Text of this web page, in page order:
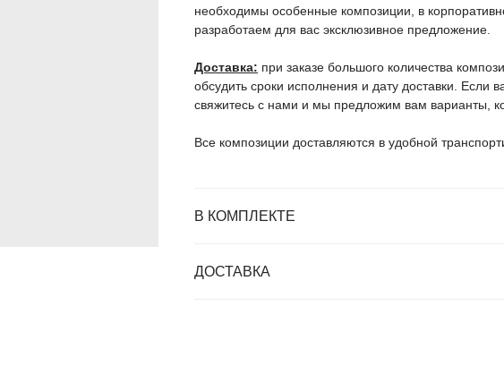
необходимы особенные композиции, в
разработаем для вас эксклюзивное предложение.
Доставка: при заказе большого количества
обсудить сроки исполнения и дату доставки. Если
свяжитесь с нами и мы предложим вам варианты,
Все композиции доставляются в удобной
В КОМПЛЕКТЕ
ДОСТАВКА